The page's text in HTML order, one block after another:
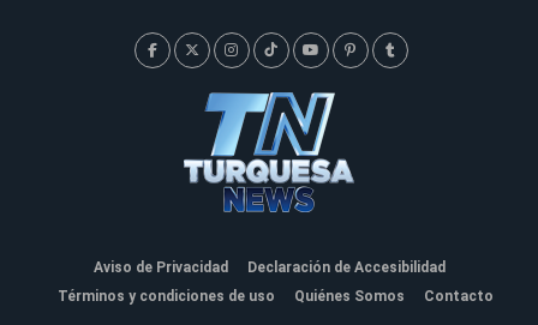
Aviso de Privacidad
Declaración de Accesibilidad
Términos y condiciones de uso
Quiénes Somos Contacto